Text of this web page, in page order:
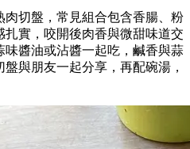
肉切盤，常見組合包含香腸、粉
實，咬開後肉香與微甜味道交
醬油或沾醬一起吃，鹹香與蒜
與朋友一起分享，再配碗湯，